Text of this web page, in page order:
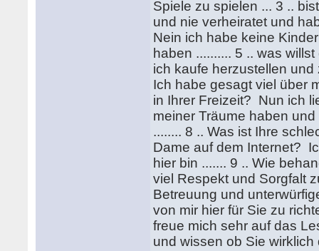
Spiele zu spielen ... 3 ..
und nie verheiratet und
Nein ich habe keine
haben .......... 5 .. was
ich kaufe herzustellen
Ich habe gesagt viel über
in Ihrer Freizeit? Nun ich
meiner Träume haben
........ 8 .. Was ist Ihre
Dame auf dem Internet?
hier bin ....... 9 .. Wie
viel Respekt und Sorgfalt
Betreuung und
von mir hier für Sie zu
freue mich sehr auf das
und wissen ob Sie